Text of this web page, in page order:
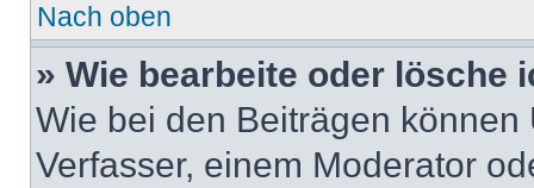
Nach oben
» Wie bearbeite oder lösche
Wie bei den Beiträgen
Verfasser, einem Moderator